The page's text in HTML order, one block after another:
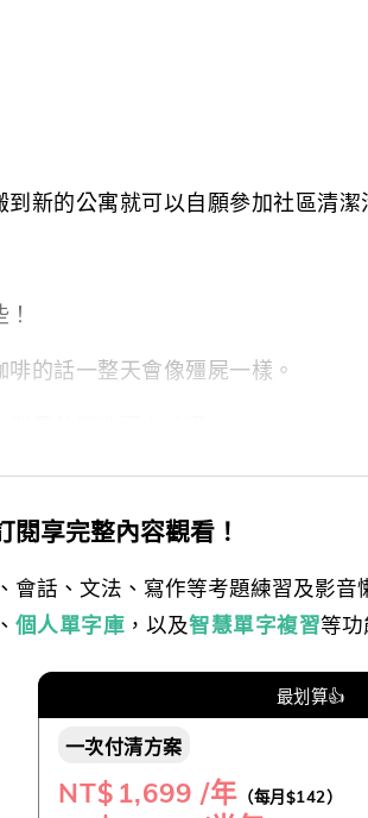
新的公寓就可以自願參加社區清潔
的話一整天會像殭屍一樣。
閱享完整內容觀看！
會話、文法、寫作等考題練習及影音
、 個人單字庫 ，以及智慧單字複習等
最划算👍
一次付清方案
NT$ 1,699 /年 （每月$142）